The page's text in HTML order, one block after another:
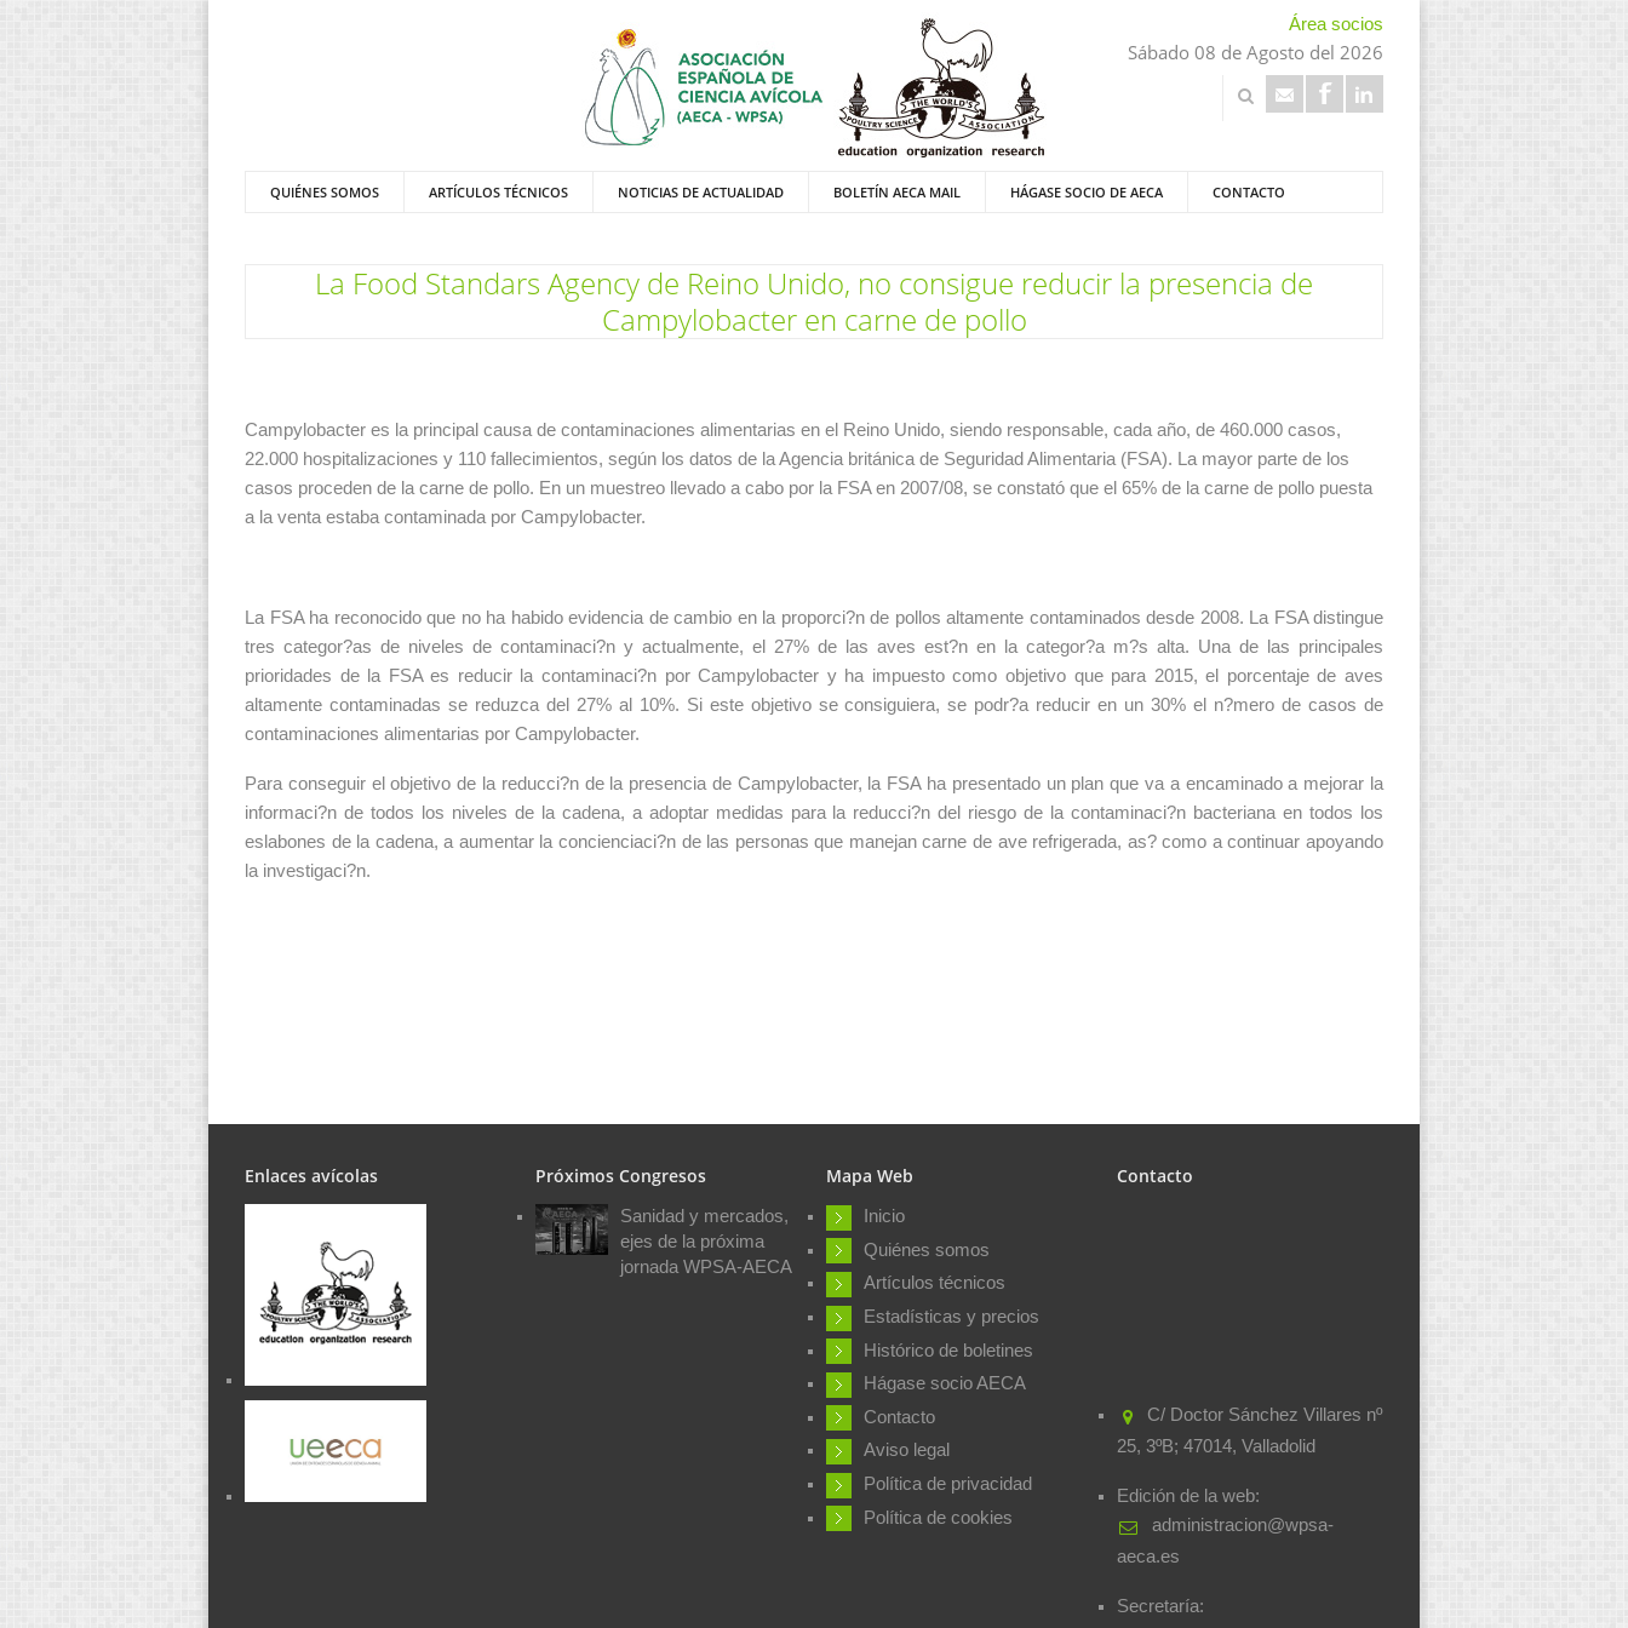
Área socios
Sábado 08 de Agosto del 2026
QUIÉNES SOMOS ARTÍCULOS TÉCNICOS NOTICIAS DE ACTUALIDAD BOLETÍN AECA MAIL HÁGASE SOCIO DE AECA CONTACTO
La Food Standars Agency de Reino Unido, no consigue reducir la presencia de
Campylobacter en carne de pollo
Campylobacter es la principal causa de contaminaciones alimentarias en el Reino Unido, siendo responsable, cada año, de 460.000 casos,
22.000 hospitalizaciones y 110 fallecimientos, según los datos de la Agencia británica de Seguridad Alimentaria (FSA). La mayor parte de los
casos proceden de la carne de pollo. En un muestreo llevado a cabo por la FSA en 2007/08, se constató que el 65% de la carne de pollo puesta
a la venta estaba contaminada por Campylobacter.
La FSA ha reconocido que no ha habido evidencia de cambio en la proporci?n de pollos altamente contaminados desde 2008. La FSA distingue
tres categor?as de niveles de contaminaci?n y actualmente, el 27% de las aves est?n en la categor?a m?s alta. Una de las principales
prioridades de la FSA es reducir la contaminaci?n por Campylobacter y ha impuesto como objetivo que para 2015, el porcentaje de aves
altamente contaminadas se reduzca del 27% al 10%. Si este objetivo se consiguiera, se podr?a reducir en un 30% el n?mero de casos de
contaminaciones alimentarias por Campylobacter.
Para conseguir el objetivo de la reducci?n de la presencia de Campylobacter, la FSA ha presentado un plan que va a encaminado a mejorar la
informaci?n de todos los niveles de la cadena, a adoptar medidas para la reducci?n del riesgo de la contaminaci?n bacteriana en todos los
eslabones de la cadena, a aumentar la concienciaci?n de las personas que manejan carne de ave refrigerada, as? como a continuar apoyando
la investigaci?n.
Enlaces avícolas Próximos Congresos
Sanidad y mercados,
ejes de la próxima
jornada WPSA-AECA
Mapa Web
Inicio
Quiénes somos
Artículos técnicos
Estadísticas y precios
Histórico de boletines
Hágase socio AECA
Contacto
Aviso legal
Política de privacidad
Política de cookies
Contacto
C/ Doctor Sánchez Villares nº
25, 3ºB; 47014, Valladolid
Edición de la web:
administracion@wpsa-
aeca.es
Secretaría: